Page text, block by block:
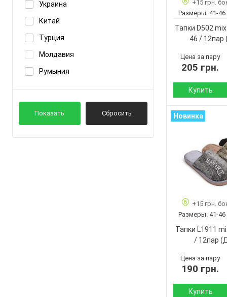
Показать ещё 9
JH-ЯН
Показать ещё 23
Украина
Китай
Турция
Молдавия
Румыния
Показать Сбросить
Кол-во пар:
+15 грн.
Размеры: 41-46
Тапки D502
46 / 12пар
Цена за пару
205 грн.
Купить
Сезон:
Материал внутри:
Страна
производитель:
Бренд:
Размер:
Кол-во пар:
Новинка
+15 грн.
Размеры: 41-46
Тапки L1911
/ 12пар
Цена за пару
190 грн.
Купить